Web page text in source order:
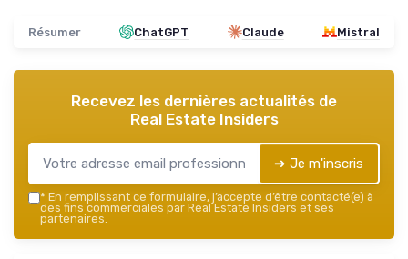
Résumer ChatGPT Claude Mistral
Recevez les dernières actualités de
Real Estate Insiders
➔ Je m'inscris
* En remplissant ce formulaire, j’accepte d’être contacté(e) à
des fins commerciales par Real Estate Insiders et ses
partenaires.